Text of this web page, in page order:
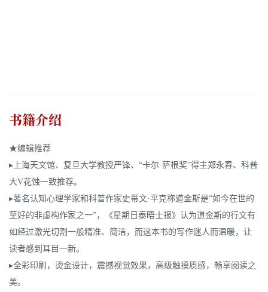
书籍介绍
★️️️️️编辑推荐
▸上海天文馆、复旦大学教授严锋、“卡尔·萨根奖”得主郑永春、科普
大V花蚀一致推荐。
▸著名认知心理学家和科普作家史蒂文·平克称道金斯是“如今在世的
至好的非虚构作家之一”，《星期日泰晤士报》认为道金斯的行文有
如经过激光切割一般精准、简洁，而这本书的写作迷人而温暖，让
读者感到耳目一新。
▸全彩印刷，烫金设计，震撼视觉效果，高级触摸质感，畅享阅读之
美。